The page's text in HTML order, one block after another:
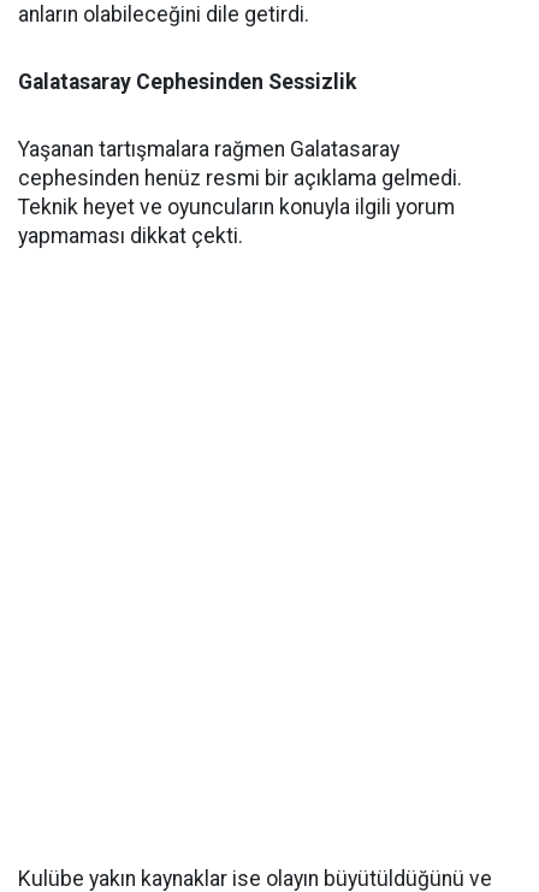
anların olabileceğini dile getirdi.
Galatasaray Cephesinden Sessizlik
Yaşanan tartışmalara rağmen Galatasaray
cephesinden henüz resmi bir açıklama gelmedi.
Teknik heyet ve oyuncuların konuyla ilgili yorum
yapmaması dikkat çekti.
Kulübe yakın kaynaklar ise olayın büyütüldüğünü ve